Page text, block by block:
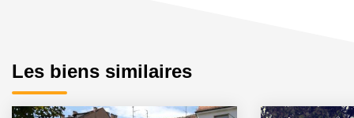
Les biens similaires